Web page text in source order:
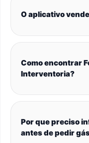
O aplicativo
Como encontrar
Interventoria?
Por que preciso
antes de pedir